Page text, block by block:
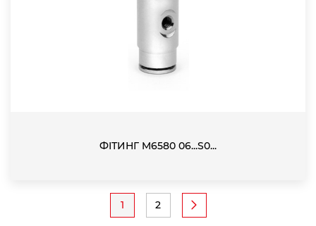
ФІТИНГ M6580 06...S0...
Current
1 Page
2